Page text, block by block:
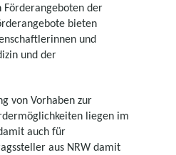
der
bieten
und
und der
von Vorhaben zur
liegen im
auch für
aus NRW damit